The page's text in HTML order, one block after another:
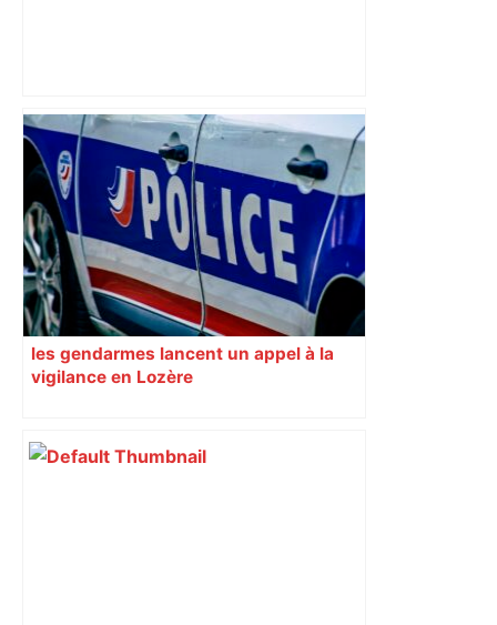
Toulouse Métropole Basket : avec vue
sur la première place du play-down de
Wonderligue en cas de sans-faute
dans le final – ladepeche.fr
les gendarmes lancent un appel à la
vigilance en Lozère